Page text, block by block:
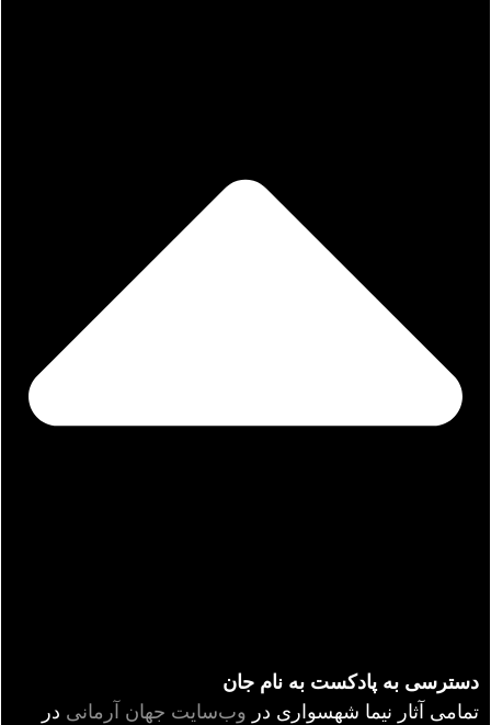
دسترسی به پادکست به نام جان
تمامی آثار نیما شهسواری در وب‌سایت جهان آرمانی در